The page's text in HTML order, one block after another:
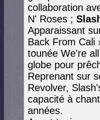
collaboration
N' Roses ;
Apparaissant
Back From Cali
tounée We're
globe pour
Reprenant sur
Revolver,
capacité à
années.